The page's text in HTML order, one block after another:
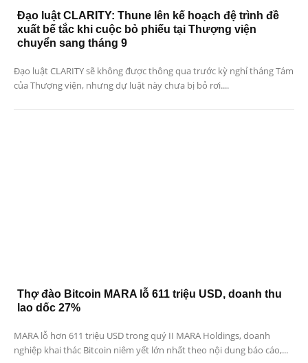
Đạo luật CLARITY: Thune lên kế hoạch đệ trình đề
xuất bế tắc khi cuộc bỏ phiếu tại Thượng viện
chuyển sang tháng 9
Đạo luật CLARITY sẽ không được thông qua trước kỳ nghỉ tháng Tám
của Thượng viện, nhưng dự luật này chưa bị bỏ rơi....
Thợ đào Bitcoin MARA lỗ 611 triệu USD, doanh thu
lao dốc 27%
MARA lỗ hơn 611 triệu USD trong quý II MARA Holdings, doanh
nghiệp khai thác Bitcoin niêm yết lớn nhất theo nội dung báo cáo,...